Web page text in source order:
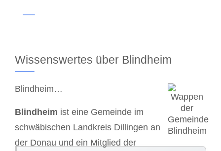
Wissenswertes über Blindheim
Blindheim…
Blindheim ist eine Gemeinde im
schwäbischen Landkreis Dillingen an
der Donau und ein Mitglied der